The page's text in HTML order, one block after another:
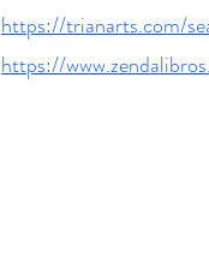
https://trianarts.com/
https://